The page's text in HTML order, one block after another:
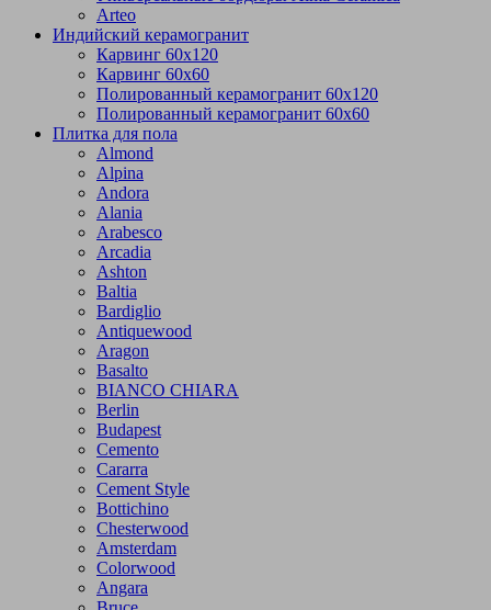
Arteo
Индийский керамогранит
Карвинг 60х120
Карвинг 60х60
Полированный керамогранит 60х120
Полированный керамогранит 60х60
Плитка для пола
Almond
Alpina
Andora
Alania
Arabesco
Arcadia
Ashton
Baltia
Bardiglio
Antiquewood
Aragon
Basalto
BIANCO CHIARA
Berlin
Budapest
Cemento
Cararra
Cement Style
Bottichino
Chesterwood
Amsterdam
Colorwood
Angara